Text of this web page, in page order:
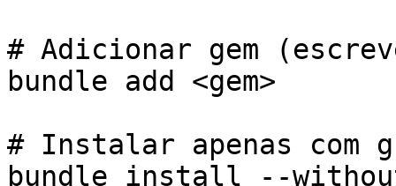
# Adicionar gem
bundle add <gem>
# Instalar apenas com
bundle install --